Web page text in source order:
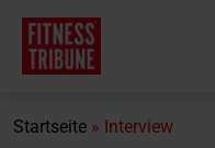
Startseite » Interview